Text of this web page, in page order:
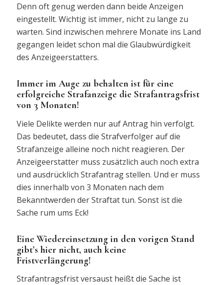
Denn oft genug werden dann beide Anzeigen
eingestellt. Wichtig ist immer, nicht zu lange zu
warten. Sind inzwischen mehrere Monate ins Land
gegangen leidet schon mal die Glaubwürdigkeit
des Anzeigeerstatters.
Immer im Auge zu behalten ist für eine
erfolgreiche Strafanzeige die Strafantragsfrist
von 3 Monaten!
Viele Delikte werden nur auf Antrag hin verfolgt.
Das bedeutet, dass die Strafverfolger auf die
Strafanzeige alleine noch nicht reagieren. Der
Anzeigeerstatter muss zusätzlich auch noch extra
und ausdrücklich Strafantrag stellen. Und er muss
dies innerhalb von 3 Monaten nach dem
Bekanntwerden der Straftat tun. Sonst ist die
Sache rum ums Eck!
Eine Wiedereinsetzung in den vorigen Stand
gibt’s hier nicht, auch keine
Fristverlängerung!
Strafantragsfrist versaust heißt die Sache ist